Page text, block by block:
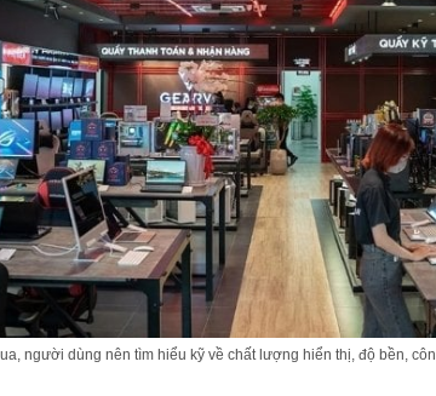
người dùng nên tìm hiểu kỹ về chất lượng hiển thị, độ bền,